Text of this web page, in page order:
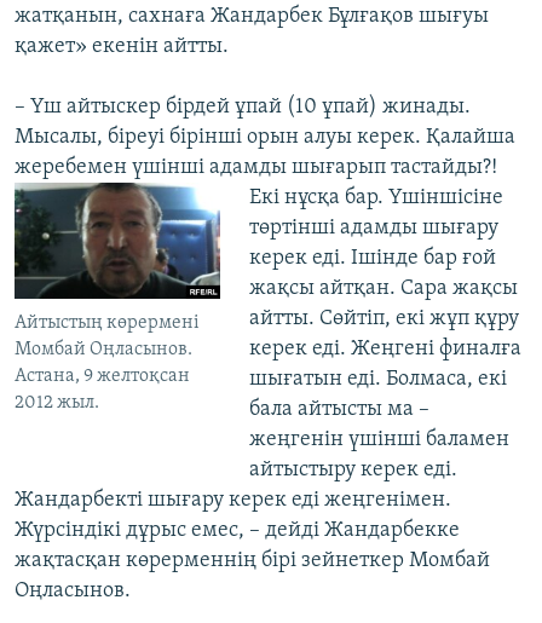
жатқанын, сахнаға Жандарбек Бұлғақов шығуы
қажет» екенін айтты.
– Үш айтыскер бірдей ұпай (10 ұпай) жинады.
Мысалы, біреуі бірінші орын алуы керек. Қалайша
жеребемен үшінші адамды шығарып тастайды?!
Екі нұсқа бар.
Айтыстың көрермені
Момбай Оңласынов.
Астана, 9 желтоқсан
2012 жыл.
Үшіншісіне
төртінші адамды шығару
керек еді. Ішінде бар ғой
жақсы айтқан. Сара жақсы
айтты. Сөйтіп, екі жұп құру
керек еді. Жеңгені финалға
шығатын еді. Болмаса, екі
бала айтысты ма –
жеңгенін үшінші баламен
айтыстыру керек еді.
Жандарбекті шығару керек еді жеңгенімен.
Жүрсіндікі дұрыс емес, – дейді Жандарбекке
жақтасқан көрерменнің бірі зейнеткер Момбай
Оңласынов.